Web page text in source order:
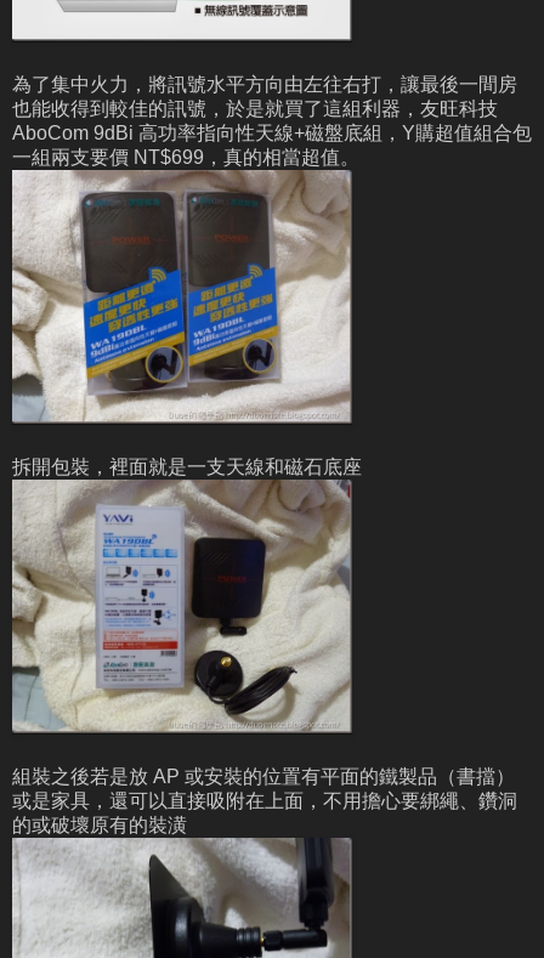
為了集中火力，將訊號水平方向由左往右打，讓最後一間房
也能收得到較佳的訊號，於是就買了這組利器，友旺科技
AboCom 9dBi 高功率指向性天線+磁盤底組，Y購超值組合包
一組兩支要價 NT$699，真的相當超值。
拆開包裝，裡面就是一支天線和磁石底座
組裝之後若是放 AP 或安裝的位置有平面的鐵製品（書擋）
或是家具，還可以直接吸附在上面，不用擔心要綁繩、鑽洞
的或破壞原有的裝潢